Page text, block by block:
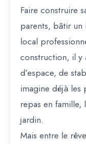
Faire construire
parents, bâtir un
local
construction, il y
d’espace, de
imagine déjà les
repas en famille,
jardin.
Mais entre le